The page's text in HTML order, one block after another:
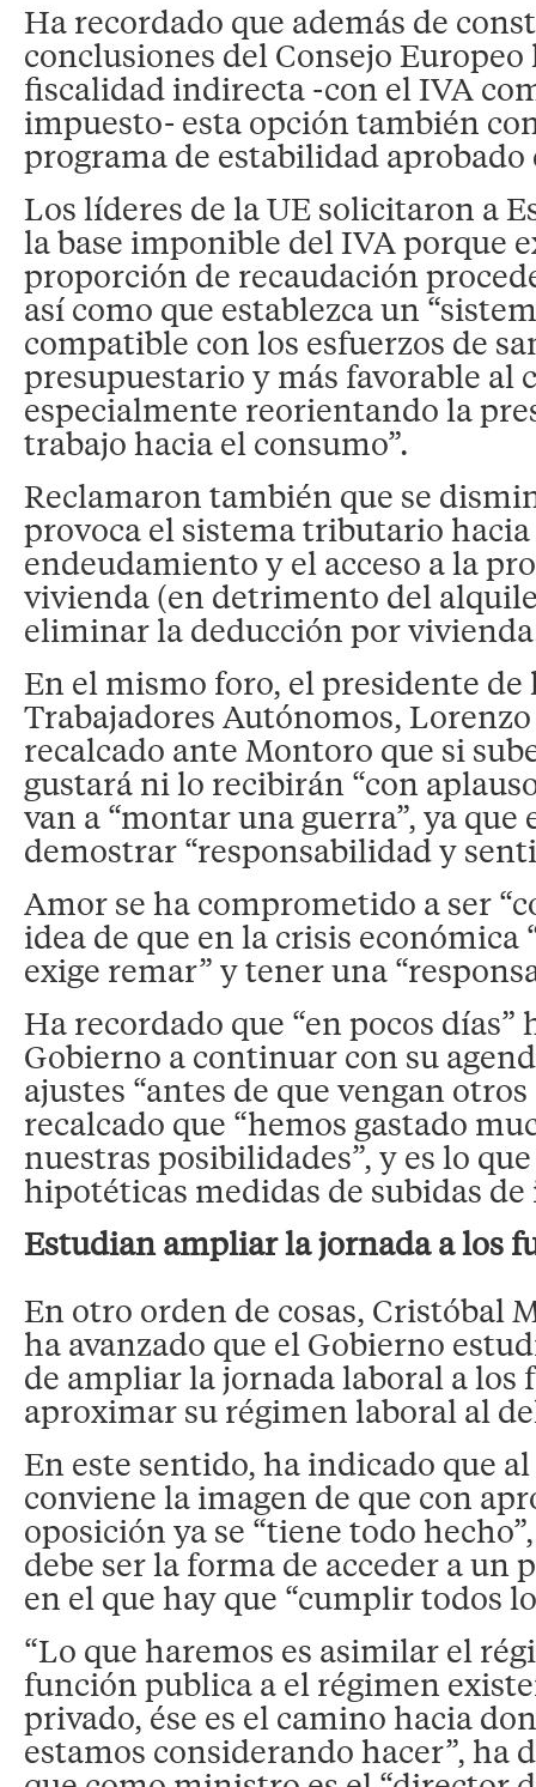
Ha recordado que además de
conclusiones del Consejo Europeo
fiscalidad indirecta -con el IVA
impuesto- esta opción también
programa de estabilidad aprobado
Los líderes de la UE solicitaron a
la base imponible del IVA porque
proporción de recaudación
así como que establezca un
compatible con los esfuerzos de
presupuestario y más favorable al
especialmente reorientando la
trabajo hacia el consumo”.
Reclamaron también que se
provoca el sistema tributario hacia
endeudamiento y el acceso a la
vivienda (en detrimento del
eliminar la deducción por
En el mismo foro, el presidente de
Trabajadores Autónomos,
recalcado ante Montoro que si
gustará ni lo recibirán “con
van a “montar una guerra”, ya que
demostrar “responsabilidad y
Amor se ha comprometido a ser
idea de que en la crisis económica
exige remar” y tener una
Ha recordado que “en pocos días”
Gobierno a continuar con su
ajustes “antes de que vengan
recalcado que “hemos gastado
nuestras posibilidades”, y es lo
hipotéticas medidas de subidas de
Estudian ampliar la jornada a los
En otro orden de cosas, Cristóbal
ha avanzado que el Gobierno
de ampliar la jornada laboral a los
aproximar su régimen laboral al
En este sentido, ha indicado que
conviene la imagen de que con
oposición ya se “tiene todo
debe ser la forma de acceder a un
en el que hay que “cumplir todos
“Lo que haremos es asimilar el
función publica a el régimen
privado, ése es el camino hacia
estamos considerando hacer”, ha